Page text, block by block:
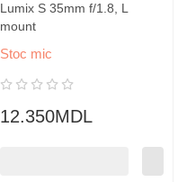
Lumix S 35mm f/1.8, L
mount
Stoc mic
12.350MDL